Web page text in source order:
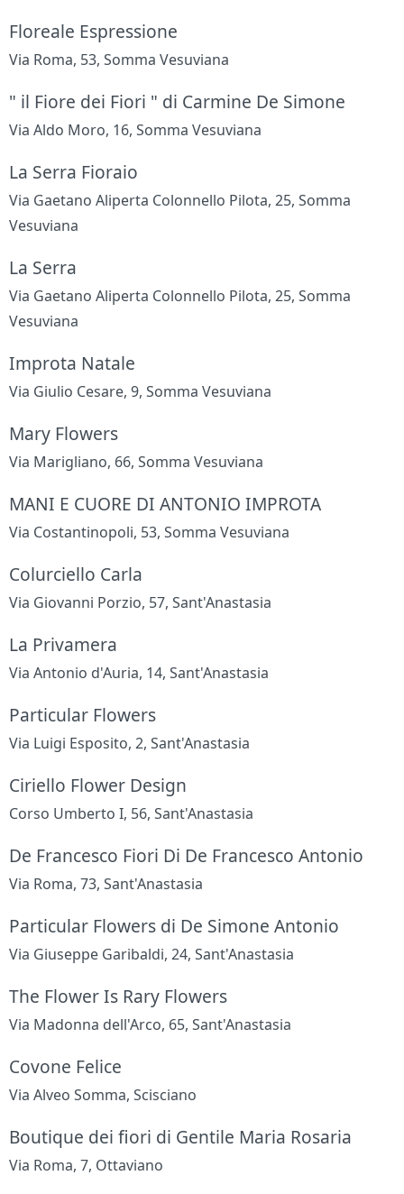
Floreale Espressione
Via Roma, 53, Somma Vesuviana
" il Fiore dei Fiori " di Carmine De Simone
Via Aldo Moro, 16, Somma Vesuviana
La Serra Fioraio
Via Gaetano Aliperta Colonnello Pilota, 25, Somma
Vesuviana
La Serra
Via Gaetano Aliperta Colonnello Pilota, 25, Somma
Vesuviana
Improta Natale
Via Giulio Cesare, 9, Somma Vesuviana
Mary Flowers
Via Marigliano, 66, Somma Vesuviana
MANI E CUORE DI ANTONIO IMPROTA
Via Costantinopoli, 53, Somma Vesuviana
Colurciello Carla
Via Giovanni Porzio, 57, Sant'Anastasia
La Privamera
Via Antonio d'Auria, 14, Sant'Anastasia
Particular Flowers
Via Luigi Esposito, 2, Sant'Anastasia
Ciriello Flower Design
Corso Umberto I, 56, Sant'Anastasia
De Francesco Fiori Di De Francesco Antonio
Via Roma, 73, Sant'Anastasia
Particular Flowers di De Simone Antonio
Via Giuseppe Garibaldi, 24, Sant'Anastasia
The Flower Is Rary Flowers
Via Madonna dell'Arco, 65, Sant'Anastasia
Covone Felice
Via Alveo Somma, Scisciano
Boutique dei fiori di Gentile Maria Rosaria
Via Roma, 7, Ottaviano